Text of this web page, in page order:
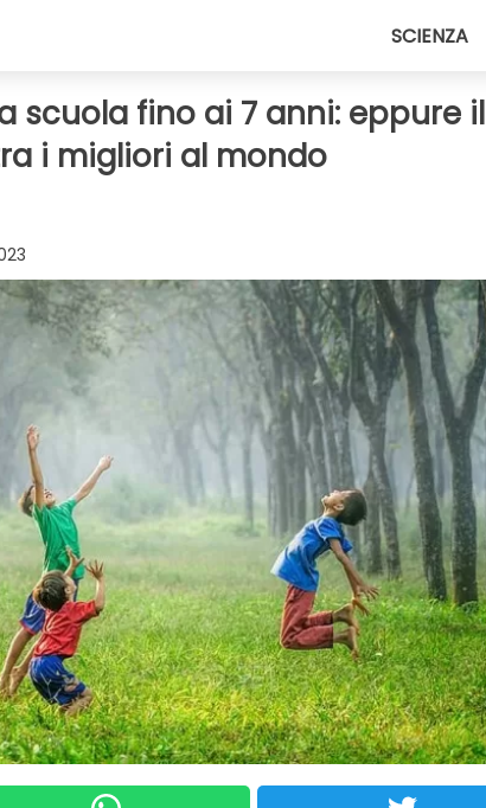
SCIENZA
scuola fino ai 7 anni: eppure il
i migliori al mondo